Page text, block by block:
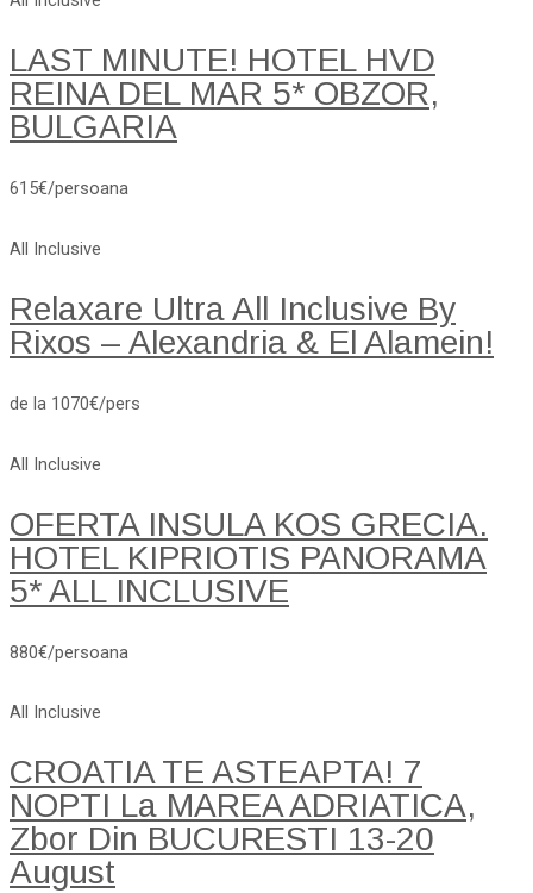
LAST MINUTE! HOTEL HVD
REINA DEL MAR 5* OBZOR,
BULGARIA
615€/persoana
All Inclusive
Relaxare Ultra All Inclusive By
Rixos – Alexandria & El Alamein!
de la 1070€/pers
All Inclusive
OFERTA INSULA KOS GRECIA.
HOTEL KIPRIOTIS PANORAMA
5* ALL INCLUSIVE
880€/persoana
All Inclusive
CROATIA TE ASTEAPTA! 7
NOPTI La MAREA ADRIATICA,
Zbor Din BUCURESTI 13-20
August